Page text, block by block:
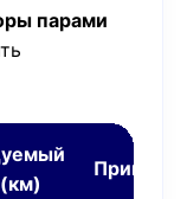
парами